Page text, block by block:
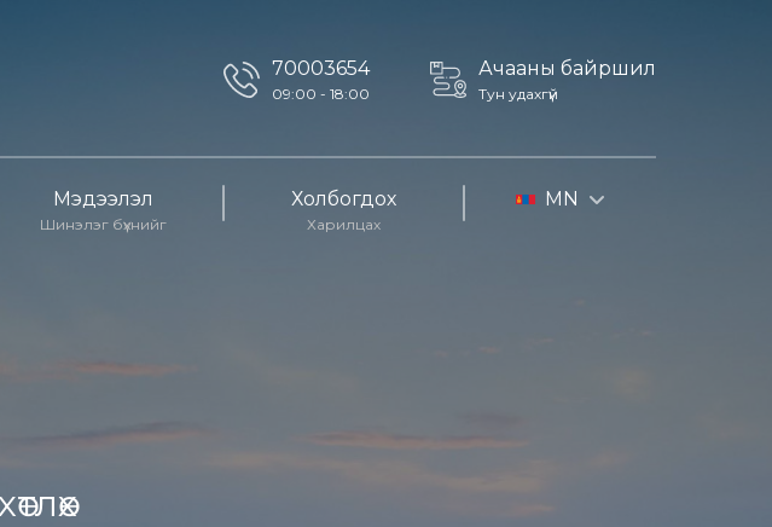
70003654
09:00 - 18:00
Ачааны байршил
Тун удахгүй
Мэдээлэл
Шинэлэг бүхнийг
Холбогдох
Харилцах
MN